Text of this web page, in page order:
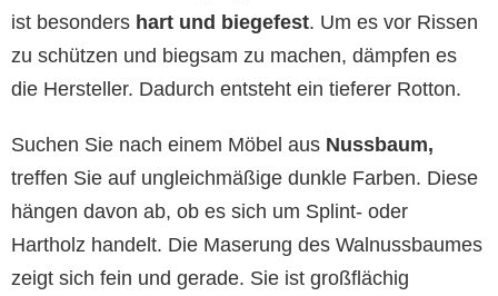
ist besonders hart und biegefest. Um es vor Rissen
zu schützen und biegsam zu machen, dämpfen es
die Hersteller. Dadurch entsteht ein tieferer Rotton.
Suchen Sie nach einem Möbel aus Nussbaum,
treffen Sie auf ungleichmäßige dunkle Farben. Diese
hängen davon ab, ob es sich um Splint- oder
Hartholz handelt. Die Maserung des Walnussbaumes
zeigt sich fein und gerade. Sie ist großflächig